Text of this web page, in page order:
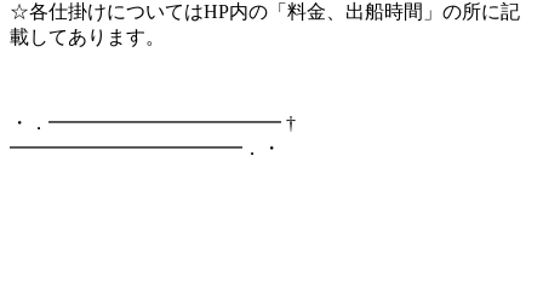
☆各仕掛けについてはHP内の「料金、出船時間」の所に記
載してあります。
・．━━━━━━━━━━━━ †
━━━━━━━━━━━━．・